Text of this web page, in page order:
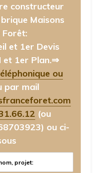
constructeur
Maisons
Forêt:
et 1er Devis
et 1er Plan.⇒
ou
par mail
(ou
ou ci-